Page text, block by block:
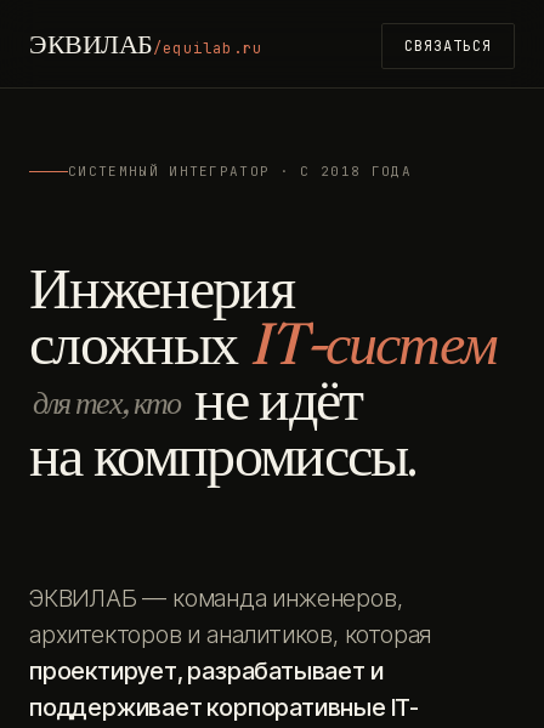
ЭКВИЛАБ/equilab.ru СВЯЗАТЬСЯ
СИСТЕМНЫЙ ИНТЕГРАТОР · С 2018 ГОДА
Инженерия
сложныхIT-систем
для тех, кто не идёт
на компромиссы.
ЭКВИЛАБ — команда инженеров,
архитекторов и аналитиков, которая
проектирует, разрабатывает и
поддерживает корпоративные IT-